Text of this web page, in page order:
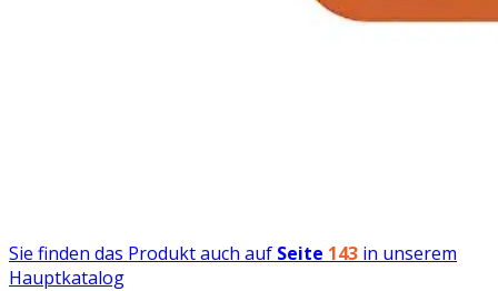
Sie finden das Produkt auch auf Seite 143 in unserem
Hauptkatalog